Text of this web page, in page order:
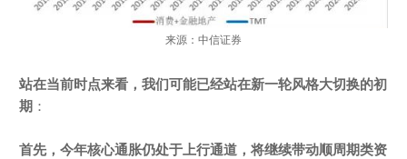
来源：中信证券
站在当前时点来看，我们可能已经站在新一轮风格大切换的初
期 ：
首先，今年核心通胀仍处于上行通道，将继续带动顺周期类资